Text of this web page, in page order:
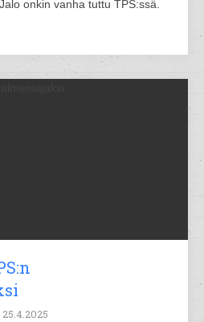
onkin vanha tuttu TPS:ssä.
25.4.2025